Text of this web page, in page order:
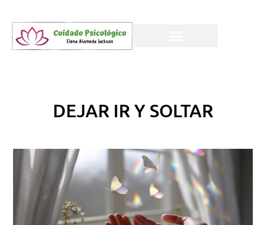
DEJAR IR Y SOLTAR